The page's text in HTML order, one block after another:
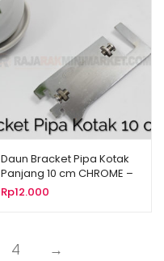
Daun Bracket Pipa Kotak
Panjang 10 cm CHROME –
Bracket Pipa Kotak H 10
Rp12.000
4 →